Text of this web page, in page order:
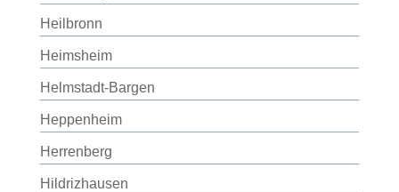
Heilbronn
Heimsheim
Helmstadt-Bargen
Heppenheim
Herrenberg
Hildrizhausen